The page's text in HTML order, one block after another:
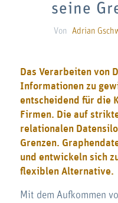
seine
Von Adrian
Das Verarbeiten von
Informationen zu
entscheidend für die
Firmen. Die auf
relationalen
Grenzen.
und entwickeln sich
flexiblen Alternative.
Mit dem Aufkommen